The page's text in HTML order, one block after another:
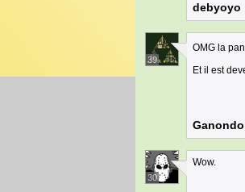
debyoyo
39
OMG la
Et il est
30
Wow.